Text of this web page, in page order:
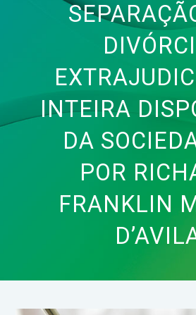
INTEIRA
DA
POR
FRANKLIN